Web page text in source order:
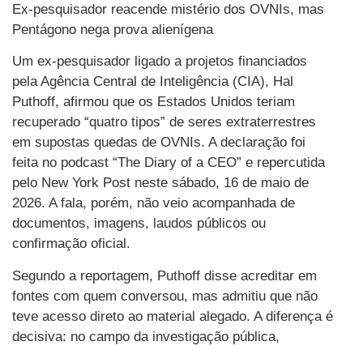
Ex-pesquisador reacende mistério dos OVNIs, mas
Pentágono nega prova alienígena
Um ex-pesquisador ligado a projetos financiados
pela Agência Central de Inteligência (CIA), Hal
Puthoff, afirmou que os Estados Unidos teriam
recuperado “quatro tipos” de seres extraterrestres
em supostas quedas de OVNIs. A declaração foi
feita no podcast “The Diary of a CEO” e repercutida
pelo New York Post neste sábado, 16 de maio de
2026. A fala, porém, não veio acompanhada de
documentos, imagens, laudos públicos ou
confirmação oficial.
Segundo a reportagem, Puthoff disse acreditar em
fontes com quem conversou, mas admitiu que não
teve acesso direto ao material alegado. A diferença é
decisiva: no campo da investigação pública,